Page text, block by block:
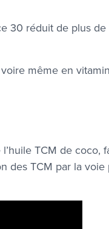
30 réduit de plus
même en
TCM de coco,
des TCM par la voie